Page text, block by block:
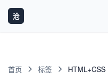
沧
首页 标签 HTML+CSS